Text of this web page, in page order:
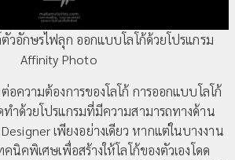
วอักษรไฟลุก ออกแบบโลโก้ด้วยโปรแกรม
Affinity Photo
อความต้องการของโลโก้ การออกแบบโลโก้
ทำด้วยโปรแกรมที่มีความสามารถทางด้าน
เพียงอย่างเดียว หากแต่ในบางงาน
นิคพิเศษเพื่อสร้างให้โลโก้ของตัวเองโดด